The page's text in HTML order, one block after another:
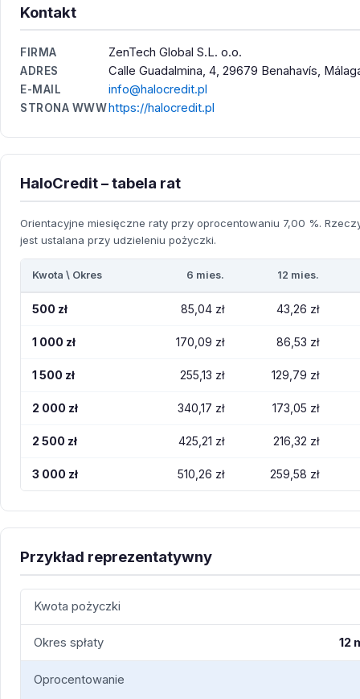
Kontakt
FIRMA ZenTech Global S.L. o.o.
ADRES Calle Guadalmina, 4, 29679 Benahavís,
E-MAIL info@halocredit.pl
STRONA WWW https://halocredit.pl
HaloCredit – tabela rat
Orientacyjne miesięczne raty przy oprocentowaniu 7,00 %.
jest ustalana przy udzieleniu pożyczki.
Kwota \ Okres 6 mies. 12 mies.
500 zł 85,04 zł 43,26 zł
1 000 zł 170,09 zł 86,53 zł
1 500 zł 255,13 zł 129,79 zł
2 000 zł 340,17 zł 173,05 zł
2 500 zł 425,21 zł 216,32 zł
3 000 zł 510,26 zł 259,58 zł
Przykład reprezentatywny
Kwota pożyczki
Okres spłaty 12
Oprocentowanie